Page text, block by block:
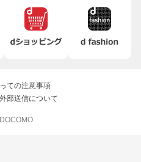
ての注意事項
部送信について